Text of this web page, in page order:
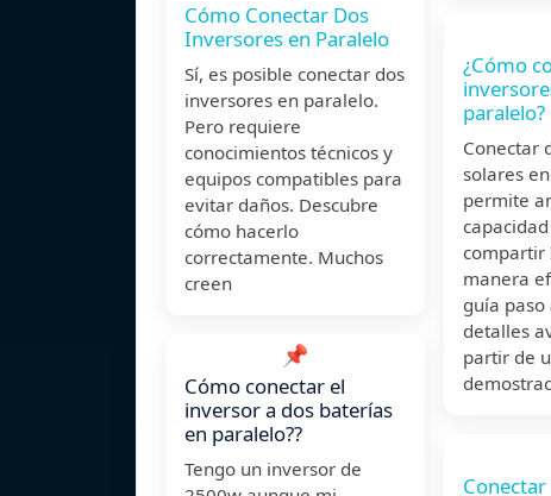
Cómo Conectar Dos
Inversores en Paralelo
Sí, es posible conectar dos
inversores en paralelo.
Pero requiere
conocimientos técnicos y
equipos compatibles para
evitar daños. Descubre
cómo hacerlo
correctamente. Muchos
creen
📌
Cómo conectar el
inversor a dos baterías
en paralelo??
Tengo un inversor de
¿Cómo
paralelo?
Conectar
solares
permite
compartir
manera
guía
detalles
partir de